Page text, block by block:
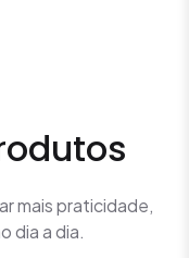
mais praticidade,
dia a dia.